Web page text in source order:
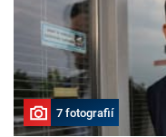
7 fotografií